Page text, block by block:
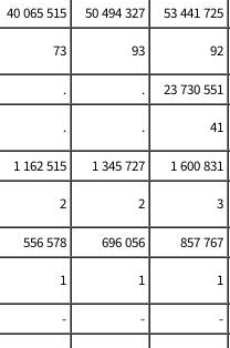
40 065 515 50 494 327 53 441 725
73 93 92
. . 23 730 551
. . 41
1 162 515 1 345 727 1 600 831
2 2 3
556 578 696 056 857 767
1 1 1
- - -